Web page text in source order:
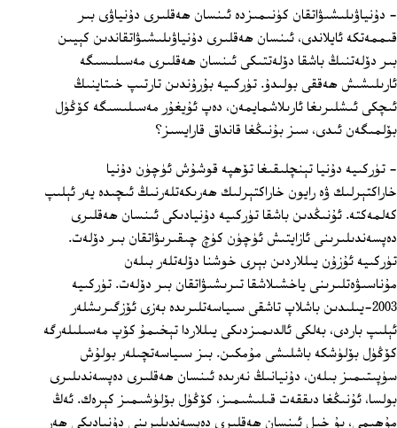
- دۇنياۋىلىشىۋاتقان كۈنىمىزدە ئىنسان ھەقلىرى دۇنياۋى بىر
قىممەتكە ئايلاندى، ئىنسان ھەقلىرى دۇنياۋىلىشىۋاتقاندىن كېيىن
بىر دۆلەتنىڭ باشقا دۆلەتتىكى ئىنسان ھەقلىرى مەسىلىسىگە
ئارىلىشىش ھەققى بولىدۇ. تۈركىيە بۇرۇندىن تارتىپ خىتاينىڭ
ئىچكى ئىشلىرىغا ئارىلاشمايمەن، دەپ ئۇيغۇر مەسىلىسىگە كۆڭۈل
بۆلمىگەن ئىدى، سىز بۇنىڭغا قانداق قارايسىز؟
- تۈركىيە دۇنيا تېنچلىقىغا تۆھپە قوشۇش ئۈچۈن دۇنيا
خاراكتېرلىك ۋە رايون خاراكتېرلىك ھەرىكەتلەرنىڭ ئىچىدە يەر ئېلىپ
كەلمەكتە. ئۇنىڭدىن باشقا تۈركىيە دۇنيادىكى ئىنسان ھەقلىرى
دەپسەندىلىرىنى ئازايتىش ئۈچۈن كۈچ چىقىرىۋاتقان بىر دۆلەت.
تۈركىيە ئۇزۇن يىللاردىن بېرى خوشنا دۆلەتلەر بىلەن
مۇناسىۋەتلىرىنى ياخشىلاشقا تىرىشىۋاتقان بىر دۆلەت. تۈركىيە
2003-يىلىدىن باشلاپ تاشقى سىياسەتلىرىدە بەزى ئۆزگىرىشلەر
ئېلىپ باردى، بەلكى ئالدىمىزدىكى يىللاردا تېخىمۇ كۆپ مەسىلىلەرگە
كۆڭۈل بۆلۈشكە باشلىشى مۇمكىن. بىز سىياسەتچىلەر بولۇش
سۈپىتىمىز بىلەن، دۇنيانىڭ نەرىدە ئىنسان ھەقلىرى دەپسەندىلىرى
بولسا، ئۇنىڭغا دىققەت قىلىشىمىز، كۆڭۈل بۆلۈشىمىز كېرەك. ئەڭ
مۇھىمى، بۇ خىل ئىنسان ھەقلىرى دەپسەندىلىرىنى دۇنيادىكى ھەر